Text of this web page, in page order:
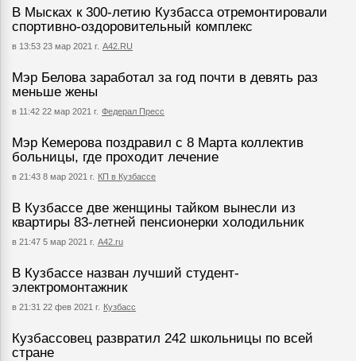
В Мысках к 300-летию Кузбасса отремонтировали
спортивно-оздоровительный комплекс
в 13:53 23 мар 2021 г. А42.RU
Мэр Белова заработал за год почти в девять раз
меньше жены
в 11:42 22 мар 2021 г. Федерал Пресс
Мэр Кемерова поздравил с 8 Марта коллектив
больницы, где проходит лечение
в 21:43 8 мар 2021 г. КП в Кузбассе
В Кузбассе две женщины тайком вынесли из
квартиры 83-летней пенсионерки холодильник
в 21:47 5 мар 2021 г. А42.ru
В Кузбассе назван лучший студент-
электромонтажник
в 21:31 22 фев 2021 г. Кузбасс
Кузбассовец развратил 242 школьницы по всей
стране